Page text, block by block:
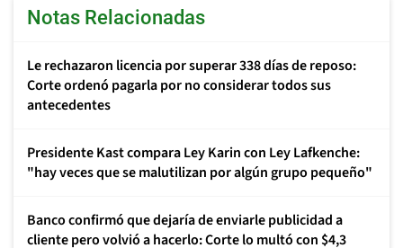
Notas Relacionadas
Le rechazaron licencia por superar 338 días de reposo:
Corte ordenó pagarla por no considerar todos sus
antecedentes
Presidente Kast compara Ley Karin con Ley Lafkenche:
"hay veces que se malutilizan por algún grupo pequeño"
Banco confirmó que dejaría de enviarle publicidad a
cliente pero volvió a hacerlo: Corte lo multó con $4,3